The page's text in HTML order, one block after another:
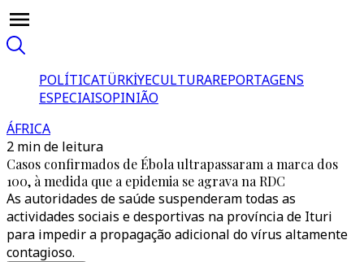
POLÍTICATÜRKİYECULTURAREPORTAGENS
ESPECIAISOPINIÃO
ÁFRICA
2 min de leitura
Casos confirmados de Ébola ultrapassaram a marca dos
100, à medida que a epidemia se agrava na RDC
As autoridades de saúde suspenderam todas as
actividades sociais e desportivas na província de Ituri
para impedir a propagação adicional do vírus altamente
contagioso.